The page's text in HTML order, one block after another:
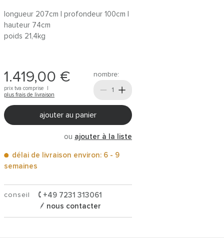
longueur 207cm | profondeur 100cm |
hauteur 74cm
poids 21,4kg
1.419,00 €
prix tva comprise |
plus frais de livraison
nombre:
ajouter au panier
ou ajouter à la liste
délai de livraison environ: 6 - 9
semaines
conseil
+49 7231 313061
nous contacter